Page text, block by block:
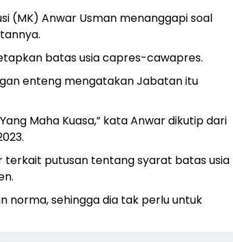
(MK) Anwar Usman menanggapi soal
batas usia capres-cawapres.
enteng mengatakan Jabatan itu
Maha Kuasa,” kata Anwar dikutip dari
terkait putusan tentang syarat batas usia
norma, sehingga dia tak perlu untuk